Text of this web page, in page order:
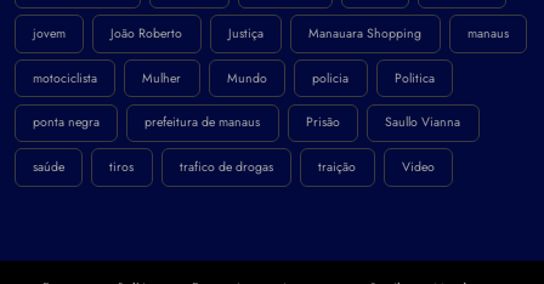
jovem João Roberto Justiça Manauara Shopping manaus
motociclista Mulher Mundo policia Politica
ponta negra prefeitura de manaus Prisão Saullo Vianna
saúde tiros trafico de drogas traição Video